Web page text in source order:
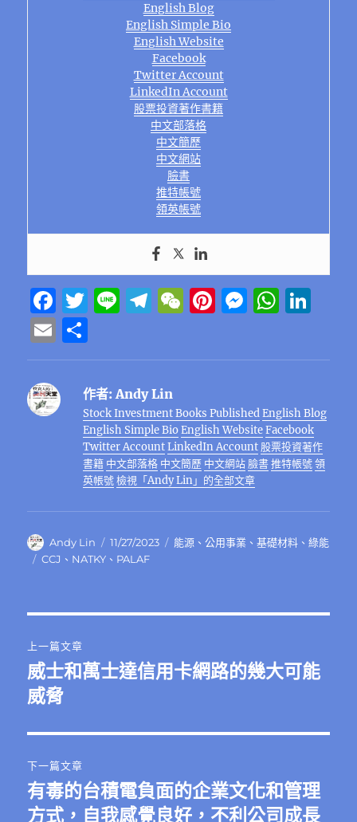
English Blog
English Simple Bio
English Website
Facebook
Twitter Account
LinkedIn Account
股票投資著作書籍
中文部落格
中文簡歷
中文網站
臉書
推特帳號
領英帳號
F
a
c
b
T
it
r
Li
e
T
e
r
a
m
W
C
at
Pi
te
st
M
ss
n
g
er
W
at
A
p
p
k
d
I
n
E
m
ai
l
享
作者:Andy Lin
Stock Investment Books Published English Blog
English Simple Bio English Website Facebook
Twitter Account LinkedIn Account 股票投資著作
書籍 中文部落格 中文簡歷 中文網站 臉書 推特帳號 領
英帳號 檢視「Andy Lin」的全部文章
作
者
Andy Lin
發
佈
11/27/2023
分
能源 、公用事業 、基礎材料 、綠能
標
CCJ 、 NATKY 、 PALAF
章
導
覽
上一篇文章
上
一
文
章:
威士和萬士達信用卡網路的幾大可能
威脅
下一篇文章
下
一
有毒的台積電負面的企業文化和管理
方式，自我感覺良好，不利公司成長